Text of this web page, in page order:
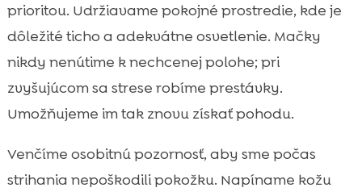
prioritou. Udržiavame pokojné prostredie, kde je
dôležité ticho a adekvátne osvetlenie. Mačky
nikdy nenútime k nechcenej polohe; pri
zvyšujúcom sa strese robíme prestávky.
Umožňujeme im tak znovu získať pohodu.
Venčíme osobitnú pozornosť, aby sme počas
strihania nepoškodili pokožku. Napíname kožu